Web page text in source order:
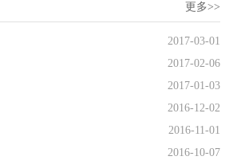
更多>>
2017-03-01
2017-02-06
2017-01-03
2016-12-02
2016-11-01
2016-10-07